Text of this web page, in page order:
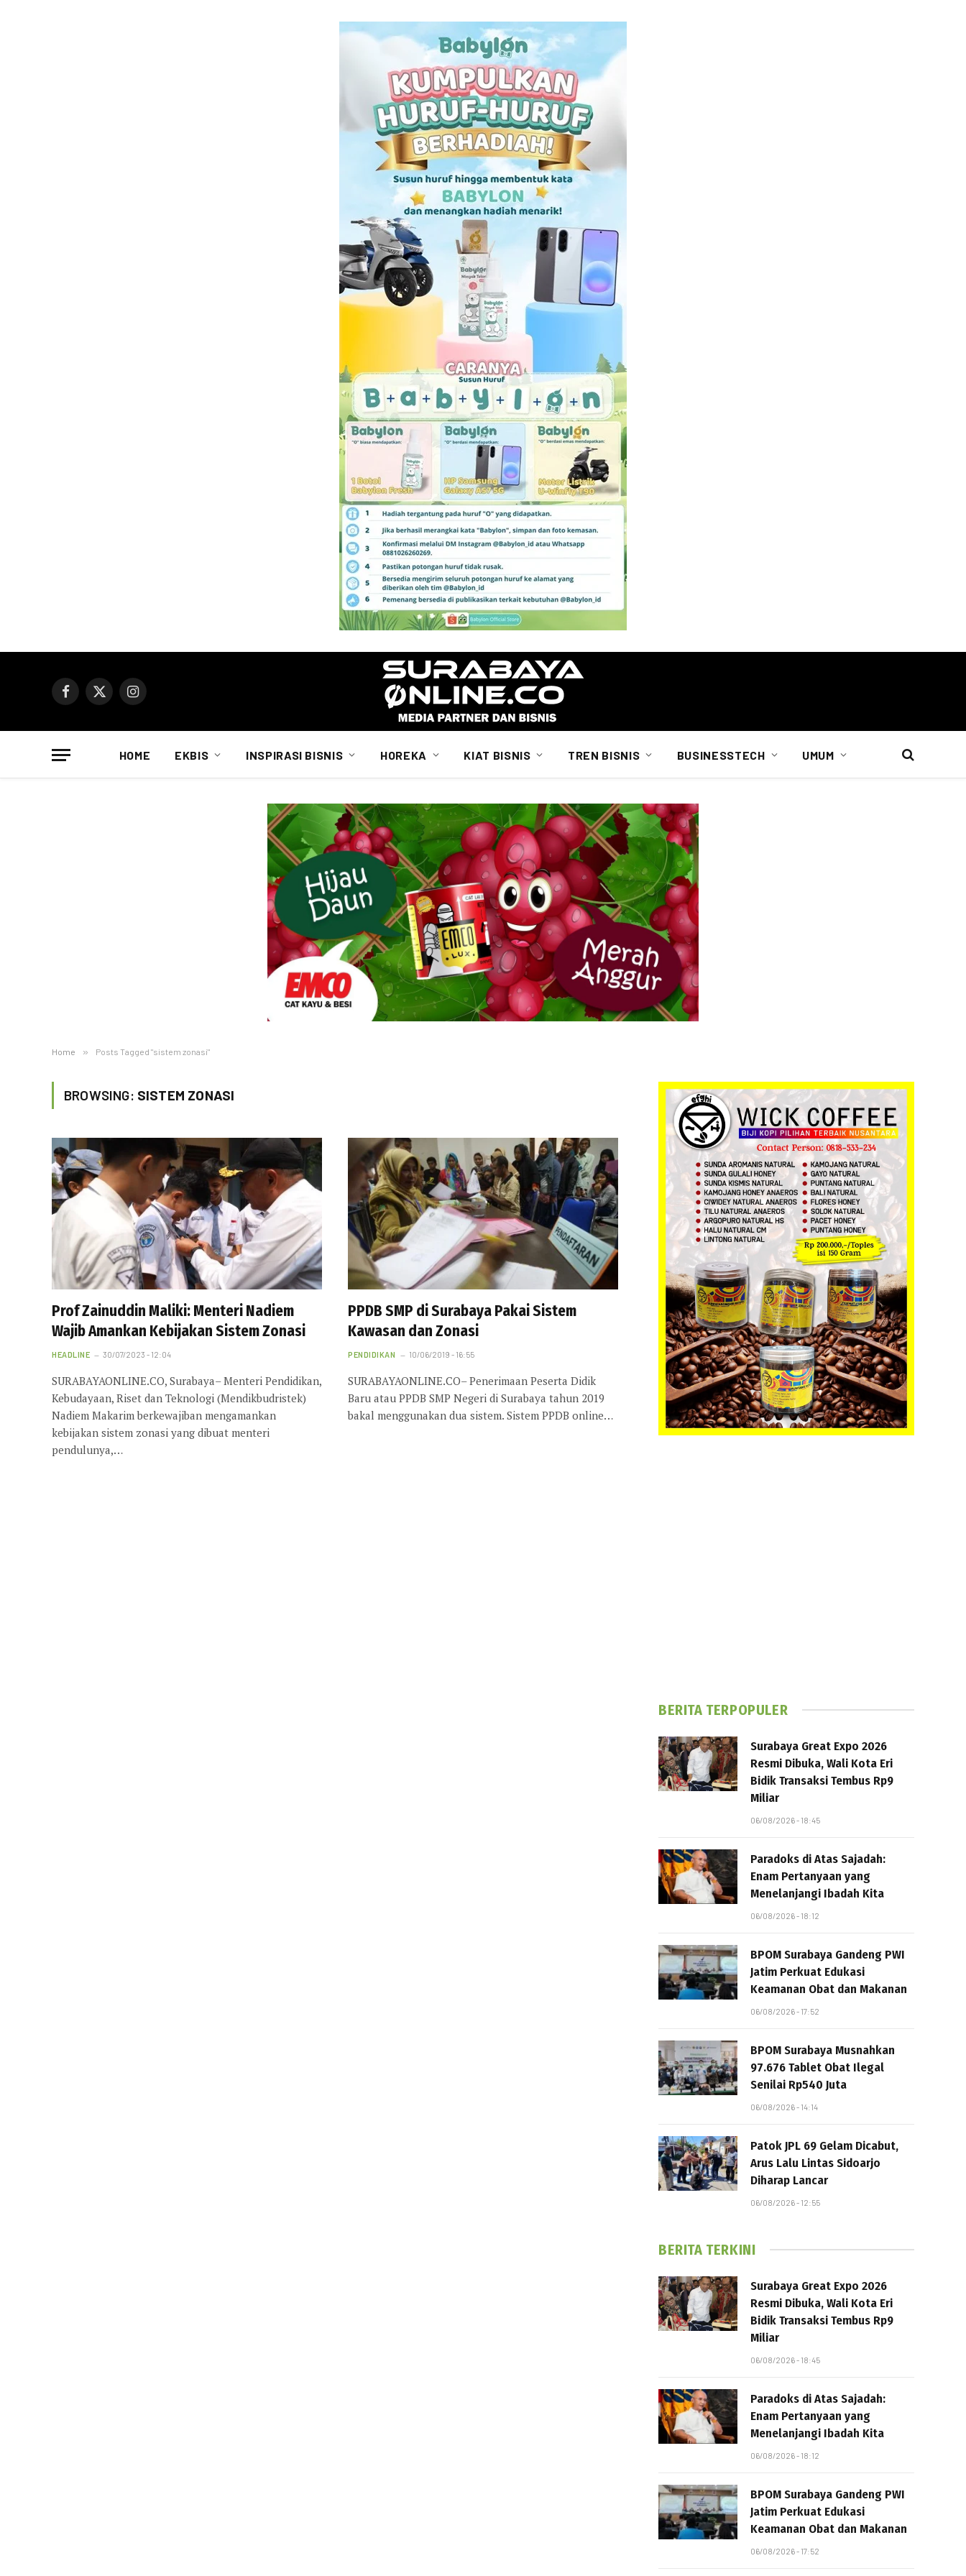
Facebook
X
Instagram
HOME EKBIS INSPIRASI BISNIS HOREKA KIAT BISNIS TREN BISNIS BUSINESSTECH UMUM
Home » Posts Tagged "sistem zonasi"
BROWSING: SISTEM ZONASI
Prof Zainuddin Maliki: Menteri Nadiem
Wajib Amankan Kebijakan Sistem Zonasi
HEADLINE 30/07/2023 - 12:04
SURABAYAONLINE.CO, Surabaya– Menteri Pendidikan,
Kebudayaan, Riset dan Teknologi (Mendikbudristek)
Nadiem Makarim berkewajiban mengamankan
kebijakan sistem zonasi yang dibuat menteri
pendulunya,…
PPDB SMP di Surabaya Pakai Sistem
Kawasan dan Zonasi
PENDIDIKAN 10/06/2019 - 16:55
SURABAYAONLINE.CO– Penerimaan Peserta Didik
Baru atau PPDB SMP Negeri di Surabaya tahun 2019
bakal menggunakan dua sistem. Sistem PPDB online…
BERITA TERPOPULER
Surabaya Great Expo 2026
Resmi Dibuka, Wali Kota Eri
Bidik Transaksi Tembus Rp9
Miliar
06/08/2026 - 18:45
Paradoks di Atas Sajadah:
Enam Pertanyaan yang
Menelanjangi Ibadah Kita
06/08/2026 - 18:12
BPOM Surabaya Gandeng PWI
Jatim Perkuat Edukasi
Keamanan Obat dan Makanan
06/08/2026 - 17:52
BPOM Surabaya Musnahkan
97.676 Tablet Obat Ilegal
Senilai Rp540 Juta
06/08/2026 - 14:14
Patok JPL 69 Gelam Dicabut,
Arus Lalu Lintas Sidoarjo
Diharap Lancar
06/08/2026 - 12:55
BERITA TERKINI
Surabaya Great Expo 2026
Resmi Dibuka, Wali Kota Eri
Bidik Transaksi Tembus Rp9
Miliar
06/08/2026 - 18:45
Paradoks di Atas Sajadah:
Enam Pertanyaan yang
Menelanjangi Ibadah Kita
06/08/2026 - 18:12
BPOM Surabaya Gandeng PWI
Jatim Perkuat Edukasi
Keamanan Obat dan Makanan
06/08/2026 - 17:52